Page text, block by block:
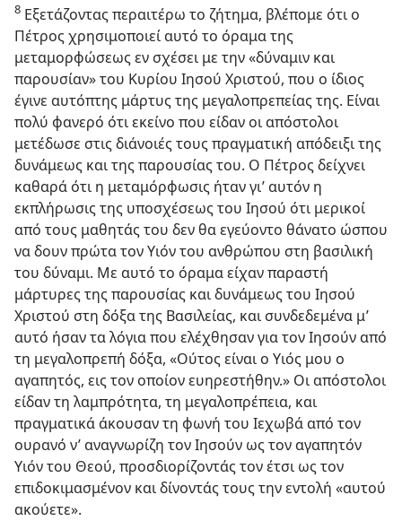
8 Εξετάζοντας περαιτέρω το ζήτημα, βλέπομε ότι ο
Πέτρος χρησιμοποιεί αυτό το όραμα της
μεταμορφώσεως εν σχέσει με την «δύναμιν και
παρουσίαν» του Κυρίου Ιησού Χριστού, που ο ίδιος
έγινε αυτόπτης μάρτυς της μεγαλοπρεπείας της. Είναι
πολύ φανερό ότι εκείνο που είδαν οι απόστολοι
μετέδωσε στις διάνοιές τους πραγματική απόδειξι της
δυνάμεως και της παρουσίας του. Ο Πέτρος δείχνει
καθαρά ότι η μεταμόρφωσις ήταν γι’ αυτόν η
εκπλήρωσις της υποσχέσεως του Ιησού ότι μερικοί
από τους μαθητάς του δεν θα εγεύοντο θάνατο ώσπου
να δουν πρώτα τον Υιόν του ανθρώπου στη βασιλική
του δύναμι. Με αυτό το όραμα είχαν παραστή
μάρτυρες της παρουσίας και δυνάμεως του Ιησού
Χριστού στη δόξα της Βασιλείας, και συνδεδεμένα μ’
αυτό ήσαν τα λόγια που ελέχθησαν για τον Ιησούν από
τη μεγαλοπρεπή δόξα, «Ούτος είναι ο Υιός μου ο
αγαπητός, εις τον οποίον ευηρεστήθην.» Οι απόστολοι
είδαν τη λαμπρότητα, τη μεγαλοπρέπεια, και
πραγματικά άκουσαν τη φωνή του Ιεχωβά από τον
ουρανό ν’ αναγνωρίζη τον Ιησούν ως τον αγαπητόν
Υιόν του Θεού, προσδιορίζοντάς τον έτσι ως τον
επιδοκιμασμένον και δίνοντάς τους την εντολή «αυτού
ακούετε».